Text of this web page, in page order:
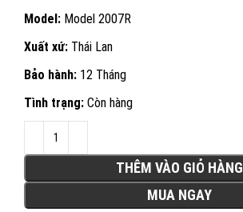
Model: Model 2007R
Xuất xứ: Thái Lan
Bảo hành: 12 Tháng
Tình trạng: Còn hàng
THÊM VÀO GIỎ HÀNG
MUA NGAY